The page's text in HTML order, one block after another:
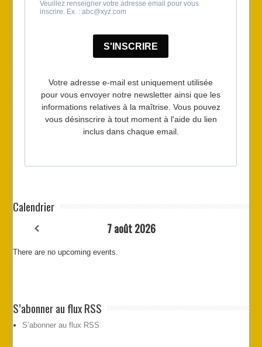
Calendrier
7 août 2026
There are no upcoming events.
S’abonner au flux RSS
S’abonner au flux RSS